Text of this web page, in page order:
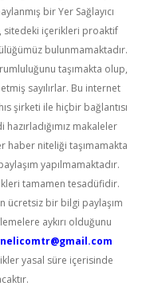
bir Yer Sağlayıcı
sitedeki içerikleri proaktif
bulunmamaktadır.
taşımakta olup,
sayılırlar. Bu internet
şirketi ile hiçbir bağlantısı
makaleler
haber niteliği taşımamakta
yapılmamaktadır.
tamamen tesadüfidir.
ücretsiz bir bilgi paylaşım
aykırı olduğunu
yasal süre içerisinde